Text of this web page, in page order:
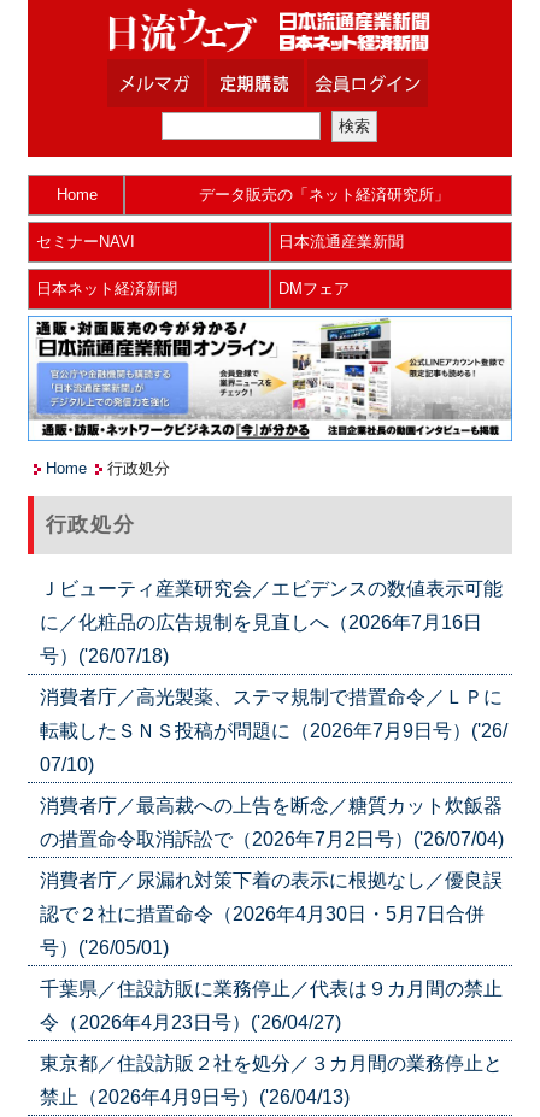
Home データ販売の「ネット経済研究所」
セミナーNAVI 日本流通産業新聞
日本ネット経済新聞 DMフェア
Home 行政処分
行政処分
Ｊビューティ産業研究会／エビデンスの数値表示可能
に／化粧品の広告規制を見直しへ（2026年7月16日
号）('26/07/18)
消費者庁／高光製薬、ステマ規制で措置命令／ＬＰに
転載したＳＮＳ投稿が問題に（2026年7月9日号）('26/
07/10)
消費者庁／最高裁への上告を断念／糖質カット炊飯器
の措置命令取消訴訟で（2026年7月2日号）('26/07/04)
消費者庁／尿漏れ対策下着の表示に根拠なし／優良誤
認で２社に措置命令（2026年4月30日・5月7日合併
号）('26/05/01)
千葉県／住設訪販に業務停止／代表は９カ月間の禁止
令（2026年4月23日号）('26/04/27)
東京都／住設訪販２社を処分／３カ月間の業務停止と
禁止（2026年4月9日号）('26/04/13)